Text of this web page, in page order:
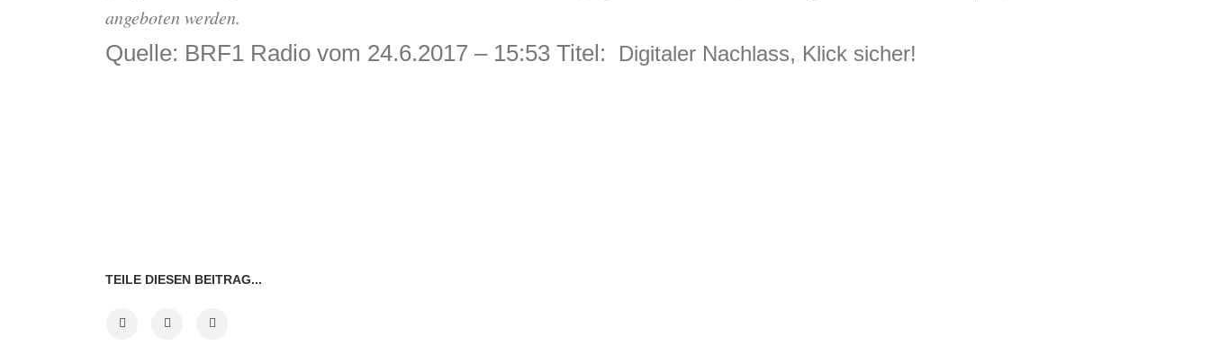
angeboten werden.
Quelle: BRF1 Radio vom 24.6.2017 – 15:53 Titel: Digitaler Nachlass, Klick sicher!
TEILE DIESEN BEITRAG...